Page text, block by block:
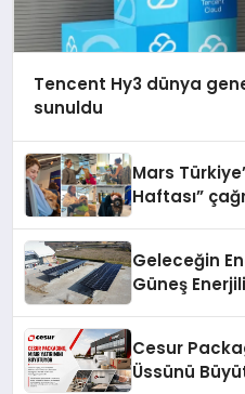
Tencent Hy3 dünya
sunuldu
Mars
Haftası”
Geleceğin
Güneş
Cesur
Üssünü